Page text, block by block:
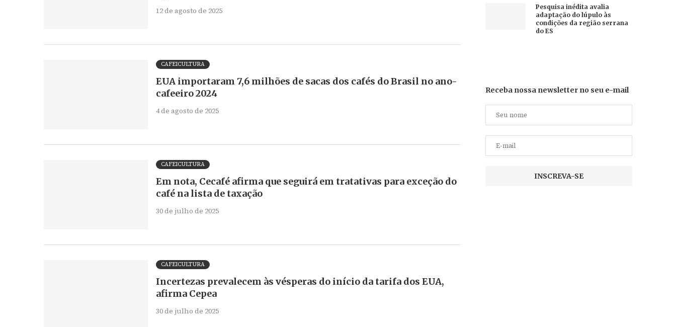
12 de agosto de 2025
CAFEICULTURA
EUA importaram 7,6 milhões de sacas dos cafés do Brasil no ano-
cafeeiro 2024
4 de agosto de 2025
CAFEICULTURA
Em nota, Cecafé afirma que seguirá em tratativas para exceção do
café na lista de taxação
30 de julho de 2025
CAFEICULTURA
Incertezas prevalecem às vésperas do início da tarifa dos EUA,
afirma Cepea
30 de julho de 2025
Pesquisa inédita avalia
adaptação do lúpulo às
condições da região serrana
do ES
Receba nossa newsletter no seu e-mail